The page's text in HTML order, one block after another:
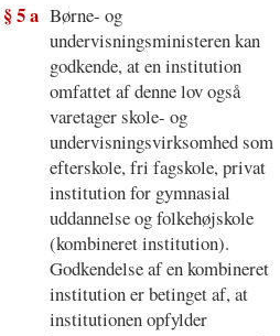
§ 5 a Børne- og
undervisningsministeren kan
godkende, at en institution
omfattet af denne lov også
varetager skole- og
undervisningsvirksomhed som
efterskole, fri fagskole, privat
institution for gymnasial
uddannelse og folkehøjskole
(kombineret institution).
Godkendelse af en kombineret
institution er betinget af, at
institutionen opfylder